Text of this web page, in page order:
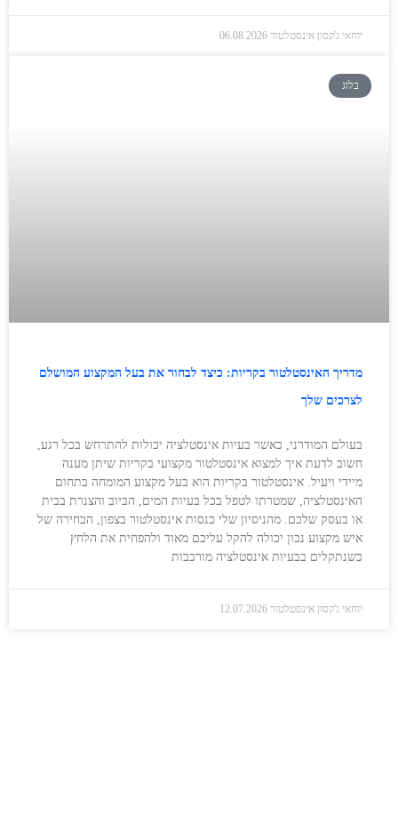
יוחאי ג'קסון אינסטלטור 06.08.2026
בלוג
מדריך האינסטלטור בקריות: כיצד לבחור את בעל המקצוע המושלם
לצרכים שלך
בעולם המודרני, כאשר בעיות אינסטלציה יכולות להתרחש בכל רגע,
חשוב לדעת איך למצוא אינסטלטור מקצועי בקריות שיתן מענה
מיידי ויעיל. אינסטלטור בקריות הוא בעל מקצוע המומחה בתחום
האינסטלציה, שמטרתו לטפל בכל בעיות המים, הביוב והצנרת בבית
או בעסק שלכם. מהניסיון שלי כנסות אינסטלטור בצפון, הבחירה של
איש מקצוע נכון יכולה להקל עליכם מאוד ולהפחית את הלחץ
כשנתקלים בבעיות אינסטלציה מורכבות
יוחאי ג'קסון אינסטלטור 12.07.2026